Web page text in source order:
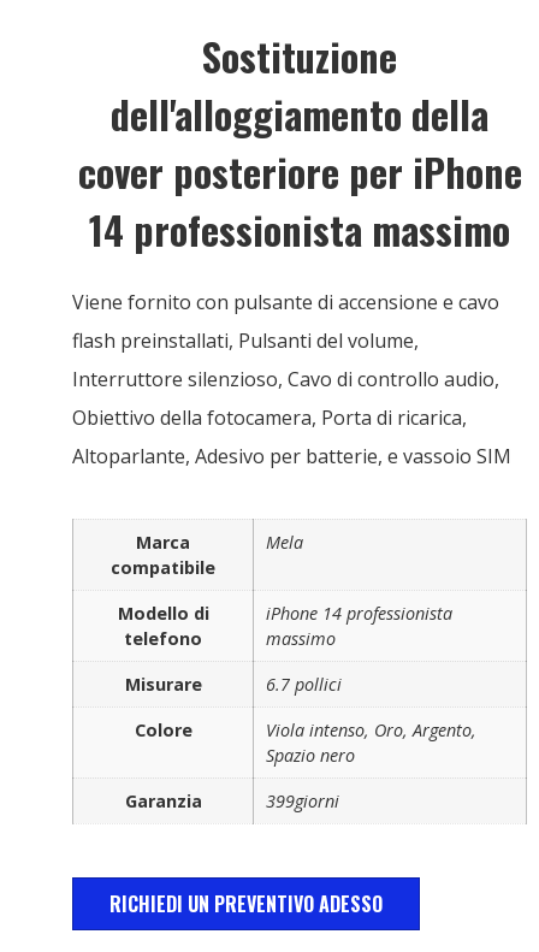
Sostituzione
dell'alloggiamento della
cover posteriore per iPhone
14 professionista massimo
Viene fornito con pulsante di accensione e cavo
flash preinstallati, Pulsanti del volume,
Interruttore silenzioso, Cavo di controllo audio,
Obiettivo della fotocamera, Porta di ricarica,
Altoparlante, Adesivo per batterie, e vassoio SIM
Marca
compatibile
Mela
Modello di
telefono
iPhone 14 professionista
massimo
Misurare
6.7 pollici
Colore
Viola intenso, Oro, Argento,
Spazio nero
Garanzia
399giorni
RICHIEDI UN PREVENTIVO ADESSO